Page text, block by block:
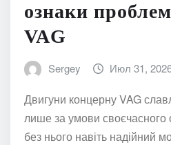
ознаки
VAG
Sergey Июл 31,
Двигуни концерну VAG
лише за умови
без нього навіть надійний